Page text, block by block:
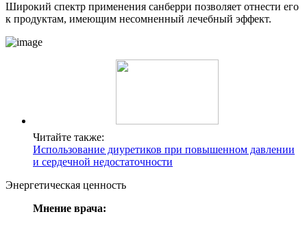
Широкий спектр применения санберри позволяет отнести его
к продуктам, имеющим несомненный лечебный эффект.
Читайте также:
Использование диуретиков при повышенном давлении
и сердечной недостаточности
Энергетическая ценность
Мнение врача: